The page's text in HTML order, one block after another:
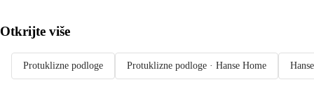
Otkrijte više
Protuklizne podloge Protuklizne podloge · Hanse Home